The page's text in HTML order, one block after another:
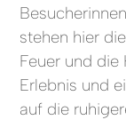
stehen hier
Feuer und die
Erlebnis und
auf die